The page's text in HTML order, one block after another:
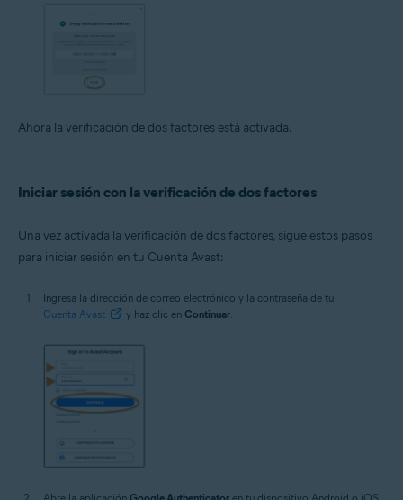
Ahora la verificación de dos factores está activada.
Iniciar sesión con la verificación de dos factores
Una vez activada la verificación de dos factores, sigue estos pasos
para iniciar sesión en tu Cuenta Avast:
Ingresa la dirección de correo electrónico y la contraseña de tu
Cuenta Avast
y haz clic en Continuar